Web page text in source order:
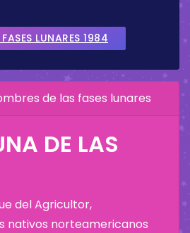
LUNARES 1984
de las fases lunares
DE LAS
del Agricultor,
nativos norteamericanos